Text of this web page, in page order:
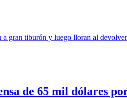
de 65 mil dólares